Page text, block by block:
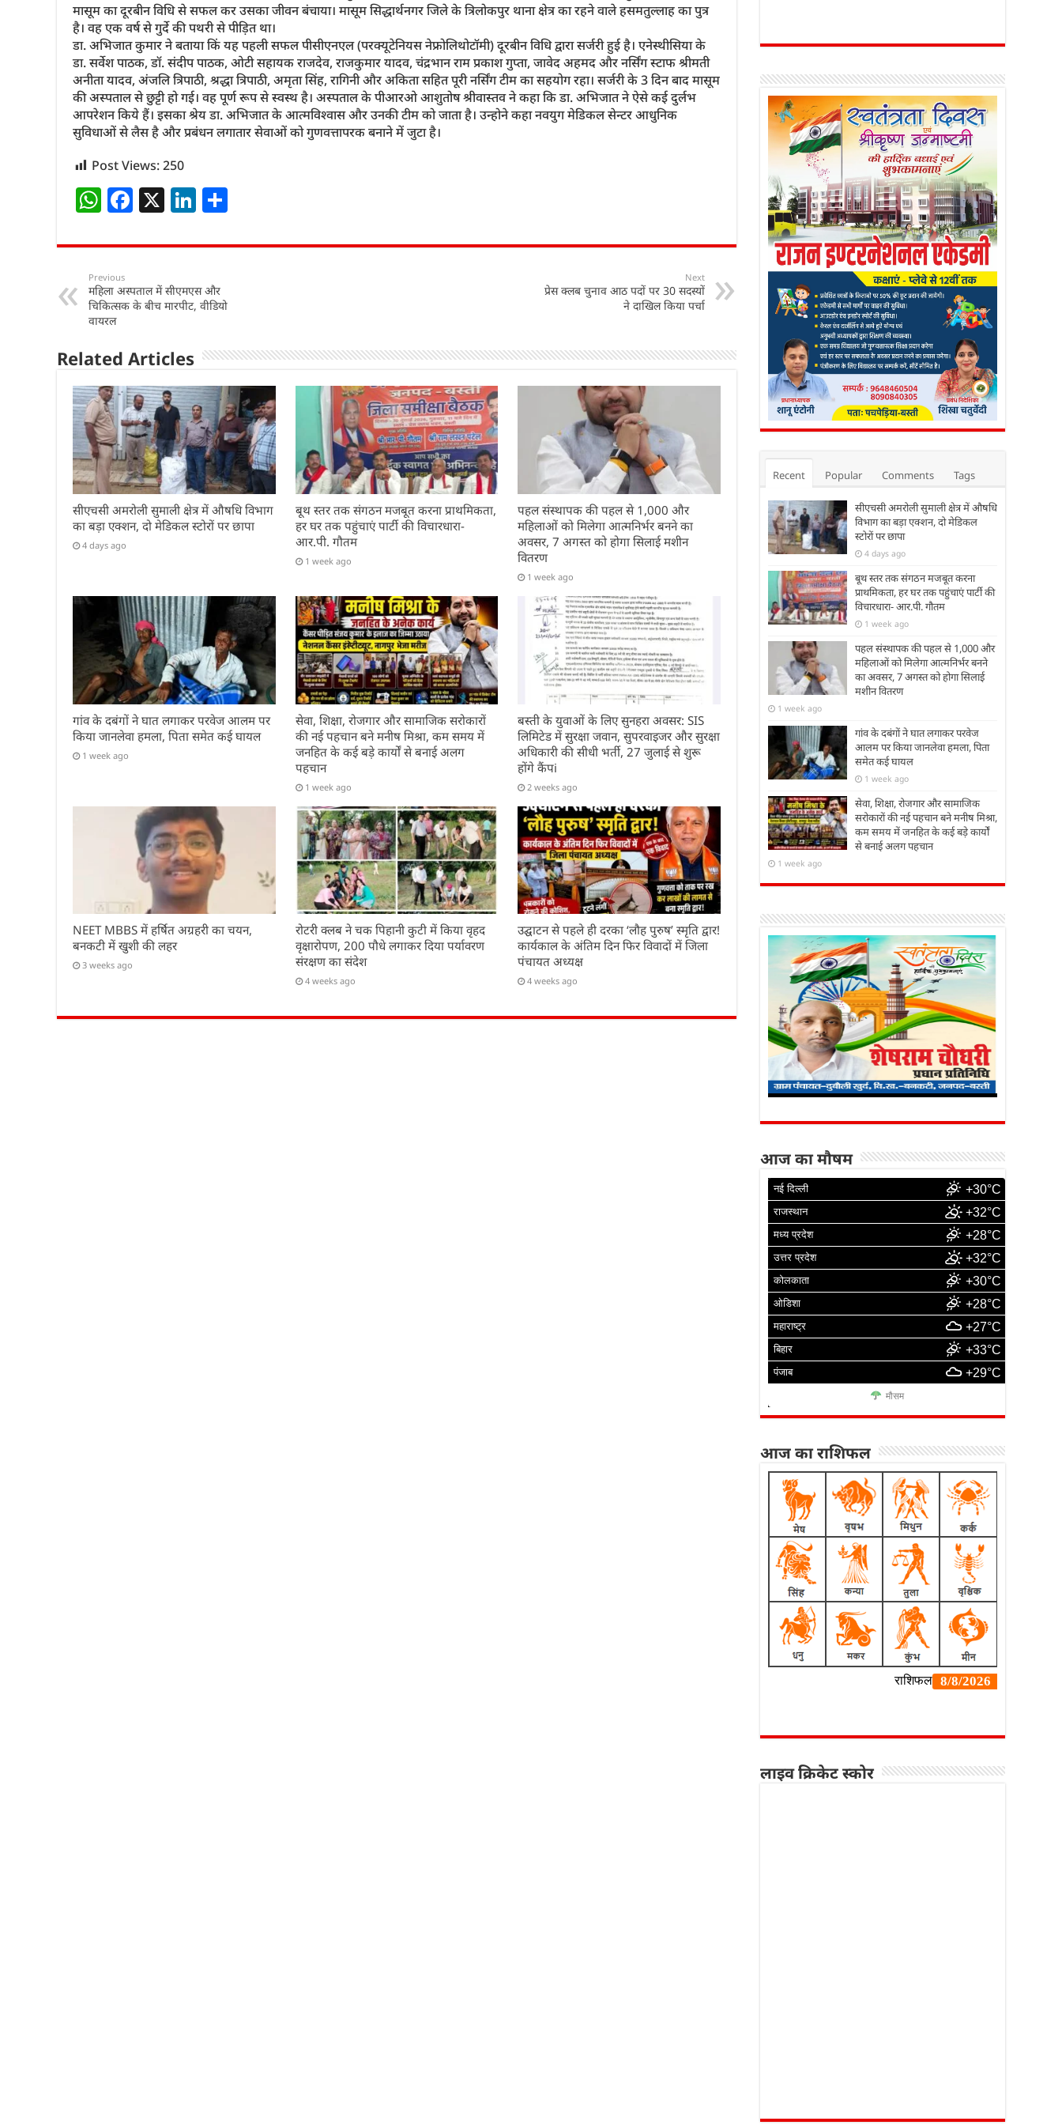
मासूम का दूरबीन विधि से सफल कर उसका जीवन बंचाया। मासूम सिद्धार्थनगर जिले के त्रिलोकपुर थाना क्षेत्र का रहने वाले हसमतुल्लाह का पुत्र
है। वह एक वर्ष से गुर्दे की पथरी से पीड़ित था।
डा. अभिजात कुमार ने बताया किं यह पहली सफल पीसीएनएल (परक्यूटेनियस नेफ्रोलिथोटॉमी) दूरबीन विधि द्वारा सर्जरी हुई है। एनेस्थीसिया के
डा. सर्वेश पाठक, डॉ. संदीप पाठक, ओटी सहायक राजदेव, राजकुमार यादव, चंद्रभान राम प्रकाश गुप्ता, जावेद अहमद और नर्सिंग स्टाफ श्रीमती
अनीता यादव, अंजलि त्रिपाठी, श्रद्धा त्रिपाठी, अमृता सिंह, रागिनी और अकिता सहित पूरी नर्सिंग टीम का सहयोग रहा। सर्जरी के 3 दिन बाद मासूम
की अस्पताल से छुट्टी हो गई। वह पूर्ण रूप से स्वस्थ है। अस्पताल के पीआरओ आशुतोष श्रीवास्तव ने कहा कि डा. अभिजात ने ऐसे कई दुर्लभ
आपरेशन किये हैं। इसका श्रेय डा. अभिजात के आत्मविश्वास और उनकी टीम को जाता है। उन्होने कहा नवयुग मेडिकल सेन्टर आधुनिक
सुविधाओं से लैस है और प्रबंधन लगातार सेवाओं को गुणवत्तापरक बनाने में जुटा है।
Post Views:250
W
at
s
A
p
p
F
c
b
o
k
X Li
k
dI
ar
Previous
महिला अस्पताल में सीएमएस और
चिकित्सक के बीच मारपीट, वीडियो
वायरल
Next
प्रेस क्लब चुनाव आठ पदों पर 30 सदस्यों
ने दाखिल किया पर्चा
Related Articles
सीएचसी अमरोली सुमाली क्षेत्र में औषधि विभाग
का बड़ा एक्शन, दो मेडिकल स्टोरों पर छापा
4 days ago
बूथ स्तर तक संगठन मजबूत करना प्राथमिकता,
हर घर तक पहुंचाएं पार्टी की विचारधारा-
आर.पी. गौतम
1 week ago
पहल संस्थापक की पहल से 1,000 और
महिलाओं को मिलेगा आत्मनिर्भर बनने का
अवसर, 7 अगस्त को होगा सिलाई मशीन
वितरण
1 week ago
गांव के दबंगों ने घात लगाकर परवेज आलम पर
किया जानलेवा हमला, पिता समेत कई घायल
1 week ago
सेवा, शिक्षा, रोजगार और सामाजिक सरोकारों
की नई पहचान बने मनीष मिश्रा, कम समय में
जनहित के कई बड़े कार्यों से बनाई अलग
पहचान
1 week ago
बस्ती के युवाओं के लिए सुनहरा अवसर: SIS
लिमिटेड में सुरक्षा जवान, सुपरवाइजर और सुरक्षा
अधिकारी की सीधी भर्ती, 27 जुलाई से शुरू
होंगे कैंपi
2 weeks ago
NEET MBBS में हर्षित अग्रहरी का चयन,
बनकटी में खुशी की लहर
3 weeks ago
रोटरी क्लब ने चक पिहानी कुटी में किया वृहद
वृक्षारोपण, 200 पौधे लगाकर दिया पर्यावरण
संरक्षण का संदेश
4 weeks ago
उद्घाटन से पहले ही दरका ‘लौह पुरुष’ स्मृति द्वार!
कार्यकाल के अंतिम दिन फिर विवादों में जिला
पंचायत अध्यक्ष
4 weeks ago
Recent Popular Comments Tags
सीएचसी अमरोली सुमाली क्षेत्र में औषधि
विभाग का बड़ा एक्शन, दो मेडिकल
स्टोरों पर छापा
4 days ago
बूथ स्तर तक संगठन मजबूत करना
प्राथमिकता, हर घर तक पहुंचाएं पार्टी की
विचारधारा- आर.पी. गौतम
1 week ago
पहल संस्थापक की पहल से 1,000 और
महिलाओं को मिलेगा आत्मनिर्भर बनने
का अवसर, 7 अगस्त को होगा सिलाई
मशीन वितरण
1 week ago
गांव के दबंगों ने घात लगाकर परवेज
आलम पर किया जानलेवा हमला, पिता
समेत कई घायल
1 week ago
सेवा, शिक्षा, रोजगार और सामाजिक
सरोकारों की नई पहचान बने मनीष मिश्रा,
कम समय में जनहित के कई बड़े कार्यों
से बनाई अलग पहचान
1 week ago
आज का मौषम
नई दिल्ली +30°C
राजस्थान +32°C
मध्य प्रदेश +28°C
उत्तर प्रदेश +32°C
कोलकाता +30°C
ओडिशा +28°C
महाराष्ट्र +27°C
बिहार +33°C
पंजाब +29°C
मौसम
आज का राशिफल
लाइव क्रिकेट स्कोर